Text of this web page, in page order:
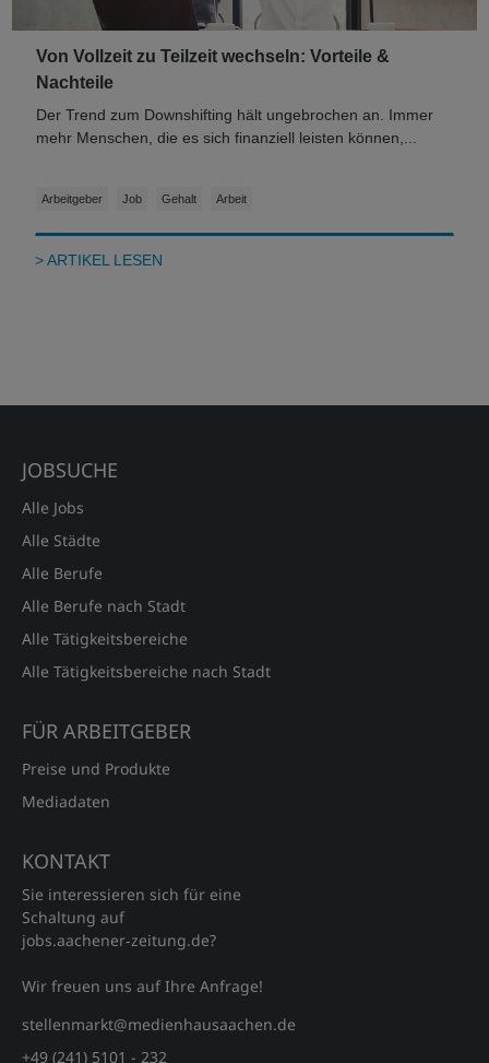
Von Vollzeit zu Teilzeit wechseln: Vorteile &
Nachteile
Der Trend zum Downshifting hält ungebrochen an. Immer
mehr Menschen, die es sich finanziell leisten können,...
Arbeitgeber Job Gehalt Arbeit
> ARTIKEL LESEN
JOBSUCHE
Alle Jobs
Alle Städte
Alle Berufe
Alle Berufe nach Stadt
Alle Tätigkeitsbereiche
Alle Tätigkeitsbereiche nach Stadt
FÜR ARBEITGEBER
Preise und Produkte
Mediadaten
KONTAKT
Sie interessieren sich für eine
Schaltung auf
jobs.aachener‑zeitung.de?
Wir freuen uns auf Ihre Anfrage!
stellenmarkt@medienhausaachen.de
+49 (241) 5101 - 232